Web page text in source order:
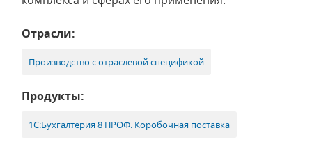
Отрасли:
Производство с отраслевой спецификой
Продукты:
1С:Бухгалтерия 8 ПРОФ. Коробочная поставка